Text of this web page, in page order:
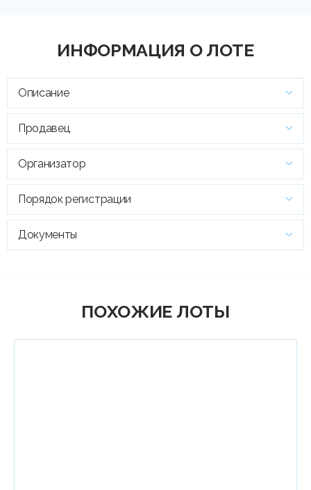
ИНФОРМАЦИЯ О ЛОТЕ
Описание
Продавец
Организатор
Порядок регистрации
Документы
ПОХОЖИЕ ЛОТЫ